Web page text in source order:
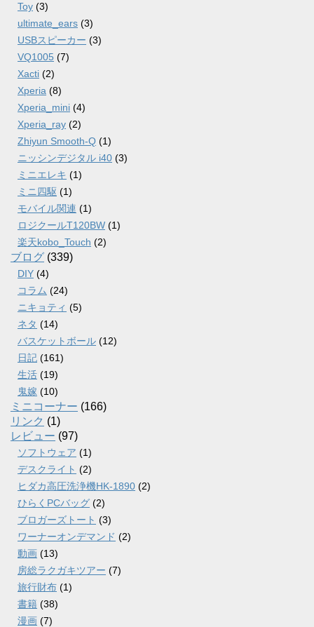
Toy (3)
ultimate_ears (3)
USBスピーカー (3)
VQ1005 (7)
Xacti (2)
Xperia (8)
Xperia_mini (4)
Xperia_ray (2)
Zhiyun Smooth-Q (1)
ニッシンデジタル i40 (3)
ミニエレキ (1)
ミニ四駆 (1)
モバイル関連 (1)
ロジクールT120BW (1)
楽天kobo_Touch (2)
ブログ (339)
DIY (4)
コラム (24)
ニキョティ (5)
ネタ (14)
バスケットボール (12)
日記 (161)
生活 (19)
鬼嫁 (10)
ミニコーナー (166)
リンク (1)
レビュー (97)
ソフトウェア (1)
デスクライト (2)
ヒダカ高圧洗浄機HK-1890 (2)
ひらくPCバッグ (2)
ブロガーズトート (3)
ワーナーオンデマンド (2)
動画 (13)
房総ラクガキツアー (7)
旅行財布 (1)
書籍 (38)
漫画 (7)